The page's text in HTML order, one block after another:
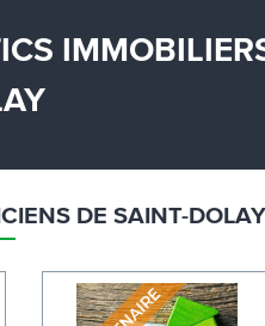
DE SAINT-DOLAY